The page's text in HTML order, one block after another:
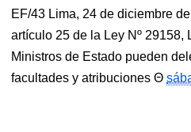
EF/43 Lima, 24 de diciembre
artículo 25 de la Ley Nº
Ministros de Estado pueden
facultades y atribuciones